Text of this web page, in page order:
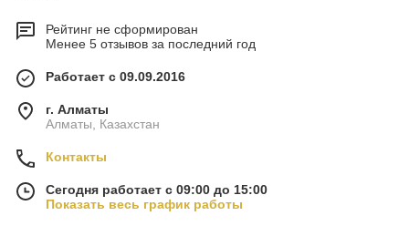
Рейтинг не сформирован
Менее 5 отзывов за последний год
Работает с 09.09.2016
г. Алматы
Алматы, Казахстан
Контакты
Сегодня работает с 09:00 до 15:00
Показать весь график работы